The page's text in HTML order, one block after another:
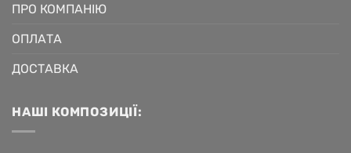
ПРО КОМПАНІЮ
ОПЛАТА
ДОСТАВКА
НАШІ КОМПОЗИЦІЇ: